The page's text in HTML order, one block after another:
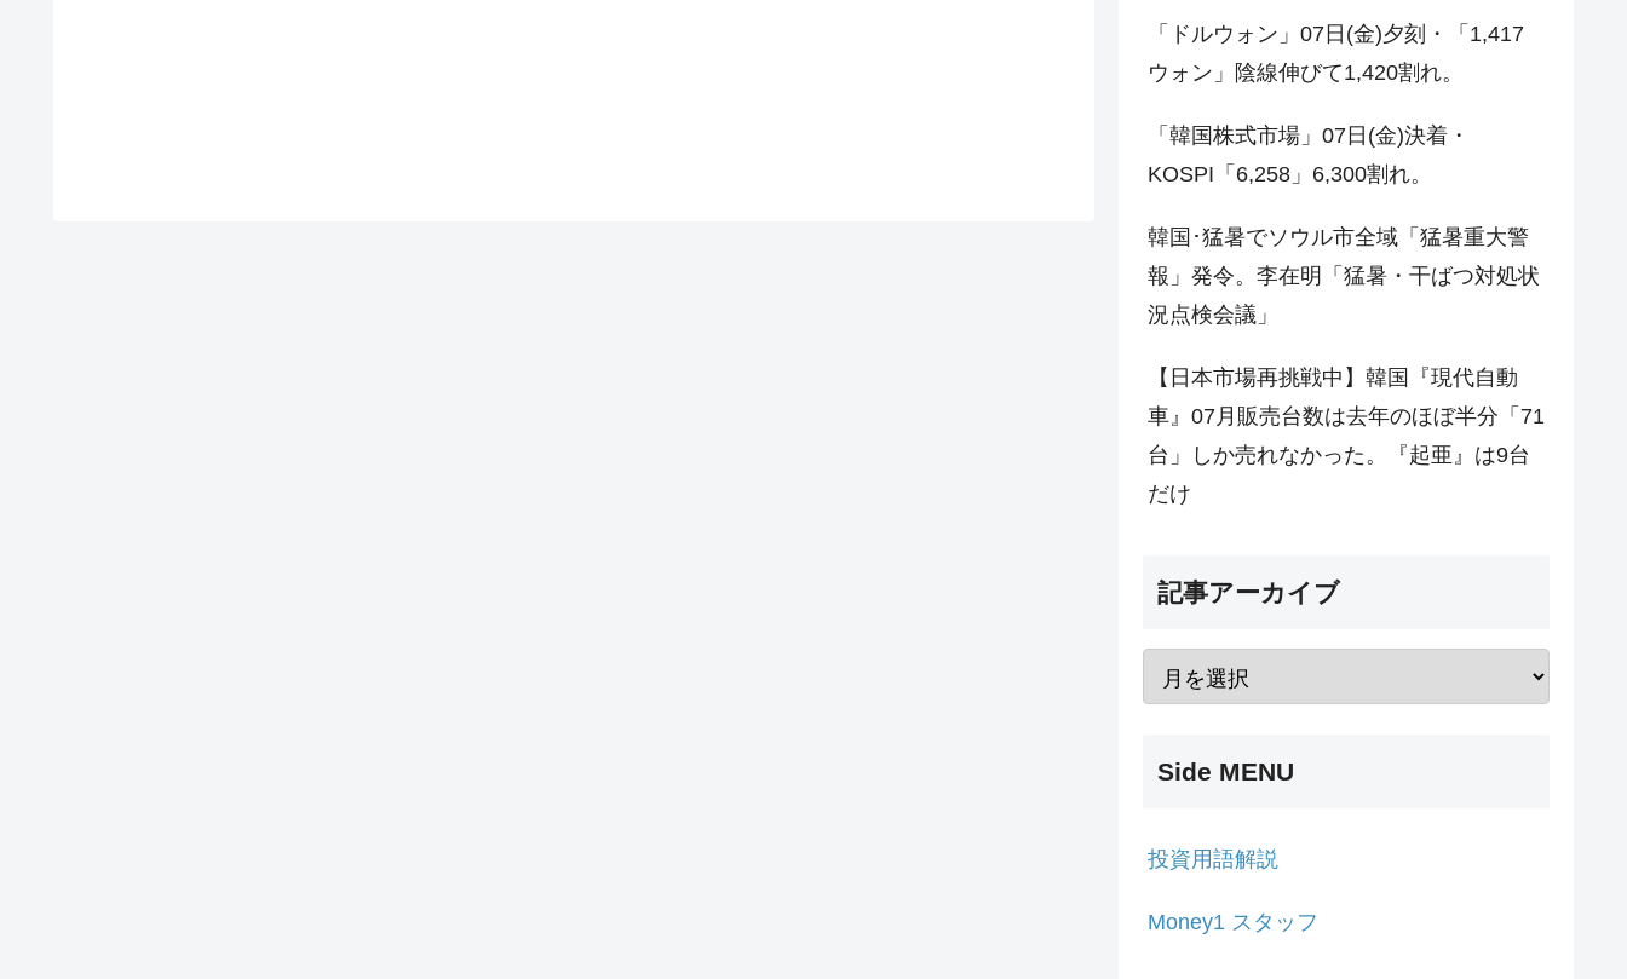
「ドルウォン」07日(金)夕刻・「1,417
ウォン」陰線伸びて1,420割れ。
「韓国株式市場」07日(金)決着・
KOSPI「6,258」6,300割れ。
韓国･猛暑でソウル市全域「猛暑重大警
報」発令。李在明「猛暑・干ばつ対処状
況点検会議」
【日本市場再挑戦中】韓国『現代自動
車』07月販売台数は去年のほぼ半分「71
台」しか売れなかった。『起亜』は9台
だけ
記事アーカイブ
Side MENU
投資用語解説
Money1 スタッフ